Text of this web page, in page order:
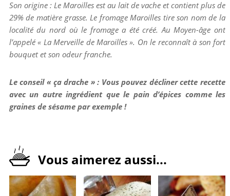
Son origine : Le Maroilles est au lait de vache et contient plus de
29% de matière grasse. Le fromage Maroilles tire son nom de la
localité du nord où le fromage a été créé. Au Moyen-âge ont
l’appelé « La Merveille de Maroilles ». On le reconnaît à son fort
bouquet et son odeur franche.
Le conseil « ça drache » : Vous pouvez décliner cette recette
avec un autre ingrédient que le pain d’épices comme les
graines de sésame par exemple !
Vous aimerez aussi...